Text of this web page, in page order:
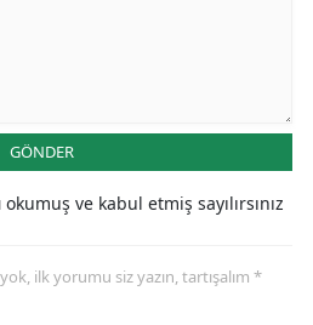
GÖNDER
okumuş ve kabul etmiş sayılırsınız
ilk yorumu siz yazın, tartışalım *